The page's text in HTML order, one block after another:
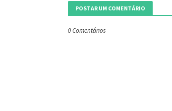
POSTAR UM COMENTÁRIO
0 Comentários